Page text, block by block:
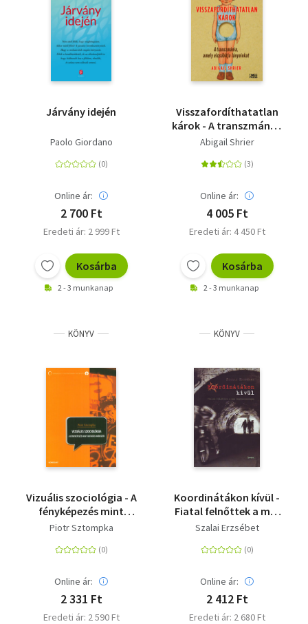
Járvány idején
Paolo Giordano
Online ár:
2 700 Ft
Eredeti ár: 2 999 Ft
Kosárba
2 - 3 munkanap
Visszafordíthatatlan
károk - A transzmánia,
amely elcsábítja
Abigail Shrier
Online ár:
4 005 Ft
Eredeti ár: 4 450 Ft
Kosárba
2 - 3 munkanap
KÖNYV
Vizuális szociológia - A
fényképezés mint
kutatási módszer
Piotr Sztompka
Online ár:
2 331 Ft
Eredeti ár: 2 590 Ft
KÖNYV
Koordinátákon kívül -
Fiatal felnőttek a mai
Magyarországon
Szalai Erzsébet
Online ár:
2 412 Ft
Eredeti ár: 2 680 Ft